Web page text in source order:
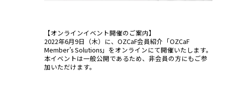
【オンラインイベント開催のご案内】
2022年6月9日（木）に、OZCaF会員紹介「OZCaF
Member’s Solutions」をオンラインにて開催いたします。
本イベントは一般公開であるため、非会員の方にもご参
加いただけます。